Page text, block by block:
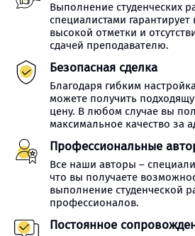
Выполнение студенческих
специалистами
высокой отметки и
сдачей преподавателю.
Безопасная сделка
Благодаря гибким
можете получить
цену. В любом случае вы
максимальное качество за
Профессиональные
Все наши авторы –
что вы получаете
выполнение студенческой
профессионалов.
Постоянное